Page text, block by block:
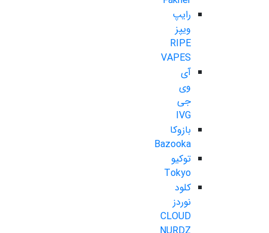
رایپ
ویپز
RIPE
VAPES
آی
وی
جی
IVG
بازوکا
Bazooka
توکیو
Tokyo
کلود
نوردز
CLOUD